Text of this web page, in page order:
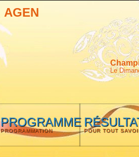
AGEN
Le
PROGRAMME
PROGRAMMATION POUR TOUT